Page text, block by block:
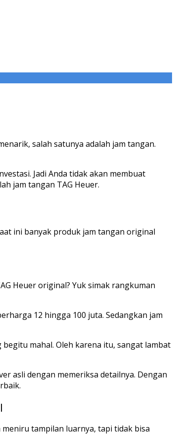
salah satunya adalah jam tangan.
Jadi Anda tidak akan membuat
jam tangan TAG Heuer.
ini banyak produk jam tangan original
Heuer original? Yuk simak rangkuman
12 hingga 100 juta. Sedangkan jam
mahal. Oleh karena itu, sangat lambat
asli dengan memeriksa detailnya. Dengan
tampilan luarnya, tapi tidak bisa